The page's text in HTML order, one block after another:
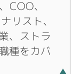
COO、
リスト、
、ストラ
種をカバ